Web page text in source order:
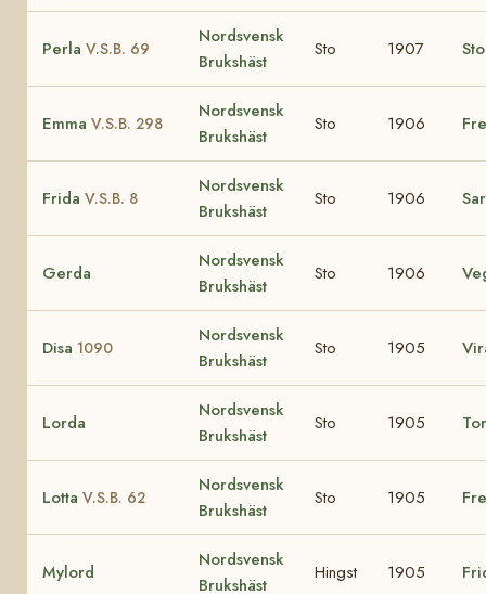
Perla V.S.B. 69
Nordsvensk
Brukshäst
Sto 1907
Emma V.S.B. 298
Nordsvensk
Brukshäst
Sto 1906
Frida V.S.B. 8
Nordsvensk
Brukshäst
Sto 1906
Gerda
Nordsvensk
Brukshäst
Sto 1906
Disa 1090
Nordsvensk
Brukshäst
Sto 1905
Lorda
Nordsvensk
Brukshäst
Sto 1905
Lotta V.S.B. 62
Nordsvensk
Brukshäst
Sto 1905
Mylord
Nordsvensk
Brukshäst
Hingst 1905